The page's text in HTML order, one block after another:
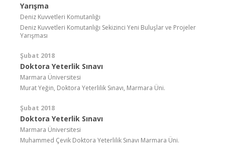
Yarışma
Deniz Kuvvetleri Komutanlığı
Deniz Kuvvetleri Komutanlığı Sekizinci Yeni Buluşlar ve Projeler
Yarışması
Şubat 2018
Doktora Yeterlik Sınavı
Marmara Üniversitesi
Murat Yeğin, Doktora Yeterlilik Sınavı, Marmara Üni.
Şubat 2018
Doktora Yeterlik Sınavı
Marmara Üniversitesi
Muhammed Çevik Doktora Yeterlilik Sınavı Marmara Üni.